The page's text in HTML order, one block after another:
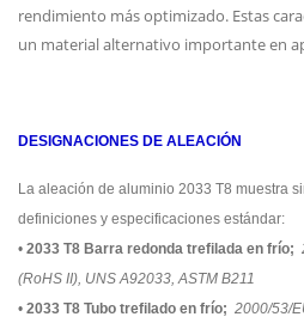
rendimiento más optimizado. Estas
un material alternativo importante en
DESIGNACIONES DE ALEACIÓN
La aleación de aluminio 2033 T8 muestra
definiciones y especificaciones estándar:
• 2033 T8 Barra redonda trefilada en frío;
(RoHS II), UNS A92033, ASTM B211
• 2033 T8 Tubo trefilado en frío; 2000/53/